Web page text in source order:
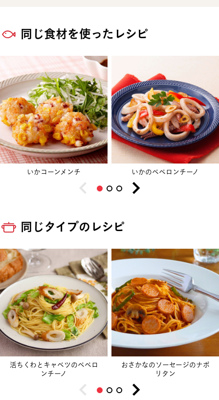
同じ食材を使ったレシピ
いかコーンメンチ いかのペペロンチーノ
同じタイプのレシピ
活ちくわとキャベツのペペロ
ンチーノ
おさかなのソーセージのナポ
リタン